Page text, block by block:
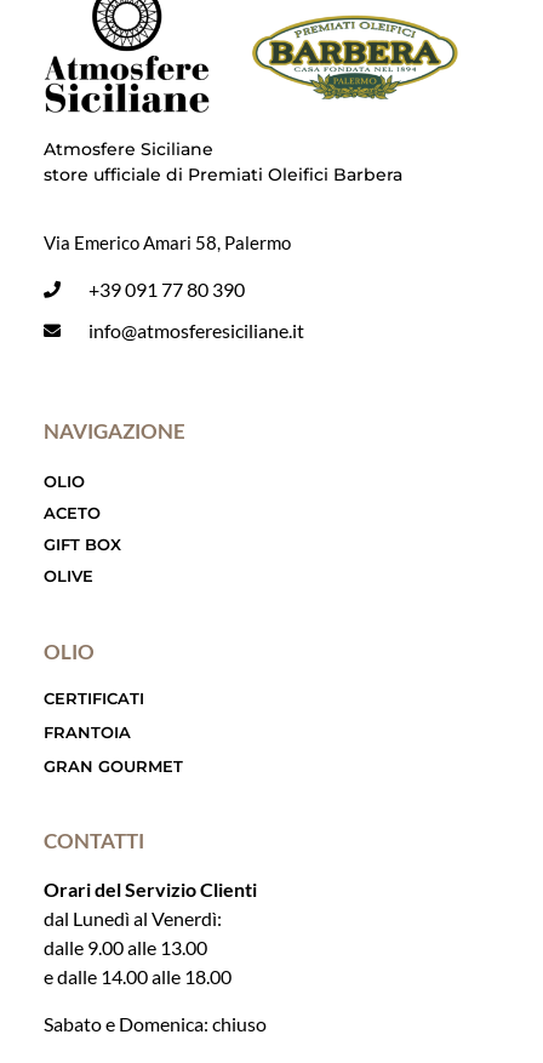
Atmosfere Siciliane
store ufficiale di Premiati Oleifici Barbera
Via Emerico Amari 58, Palermo
+39 091 77 80 390
info@atmosferesiciliane.it
NAVIGAZIONE
OLIO
ACETO
GIFT BOX
OLIVE
OLIO
CERTIFICATI
FRANTOIA
GRAN GOURMET
CONTATTI
Orari del Servizio Clienti
dal Lunedì al Venerdì:
dalle 9.00 alle 13.00
e dalle 14.00 alle 18.00
Sabato e Domenica: chiuso